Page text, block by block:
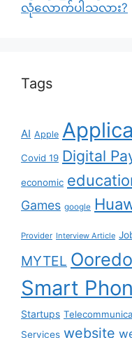
လုံလောက်ပါသလား?
Tags
AI Apple
Covid 19 Digital
economic
Games google
Provider Interview Article
MYTEL
Smart
Startups
Services website